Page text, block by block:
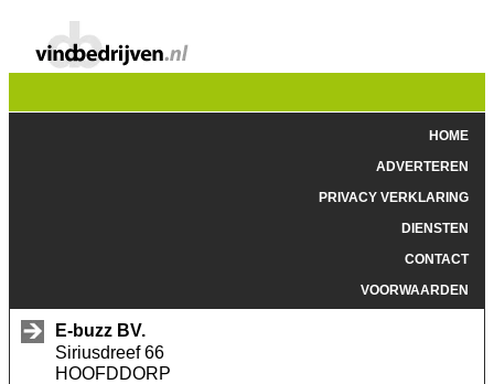
HOME
ADVERTEREN
PRIVACY VERKLARING
DIENSTEN
CONTACT
VOORWAARDEN
E-buzz BV.
Siriusdreef 66
HOOFDDORP